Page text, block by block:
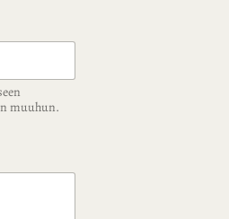
muuhun.